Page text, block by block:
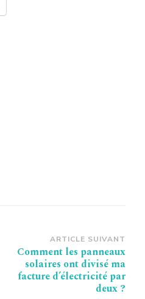
ARTICLE SUIVANT
Comment les panneaux
solaires ont divisé ma
facture d’électricité par
deux ?